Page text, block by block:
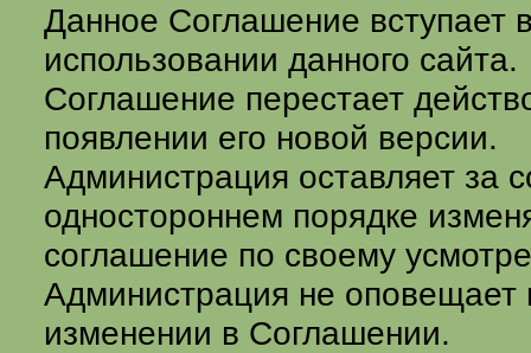
Данное Соглашение вступает
использовании данного сайта.
Соглашение перестает
появлении его новой версии.
Администрация оставляет за
одностороннем порядке
соглашение по своему
Администрация не оповещает
изменении в Соглашении.